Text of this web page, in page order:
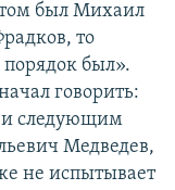
был Михаил
то
был».
говорить:
и следующим
Медведев,
не испытывает